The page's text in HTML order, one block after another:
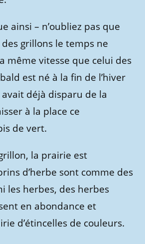
ainsi – n’oubliez pas que
grillons le temps ne
même vitesse que celui des
est né à la fin de l’hiver
déjà disparu de la
à la place ce
de vert.
la prairie est
d’herbe sont comme des
les herbes, des herbes
en abondance et
d’étincelles de couleurs.